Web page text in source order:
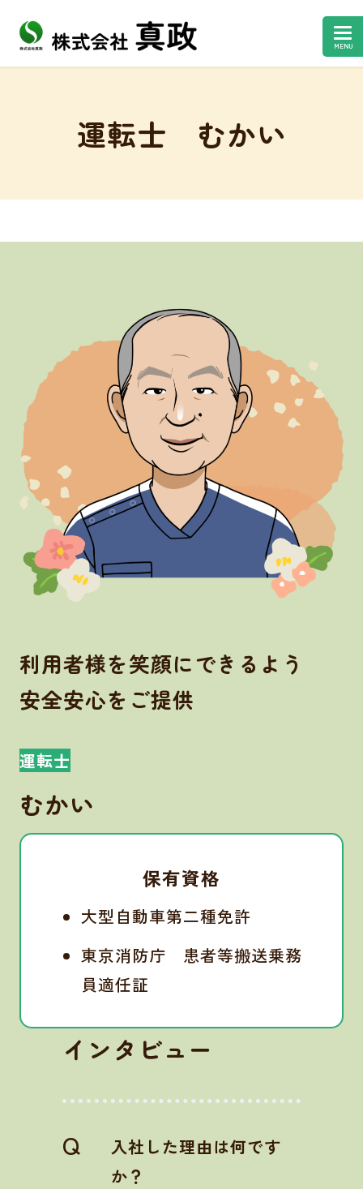
MENU
運転士 むかい
利用者様を笑顔にできるよう
安全安心をご提供
運転士
むかい
保有資格
大型自動車第二種免許
東京消防庁 患者等搬送乗務
員適任証
インタビュー
Q
入社した理由は何です
か？